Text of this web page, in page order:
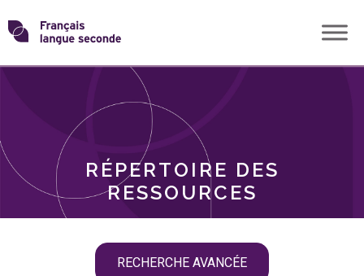
Skip
toTransformons
langue
RÉPERTOIRE DES
RESSOURCES
RECHERCHE AVANCÉE
THÈMES